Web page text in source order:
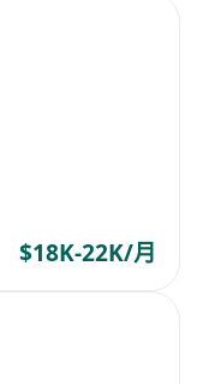
$18K-22K/月